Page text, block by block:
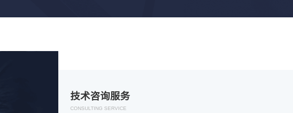
技术咨询服务
CONSULTING SERVICE